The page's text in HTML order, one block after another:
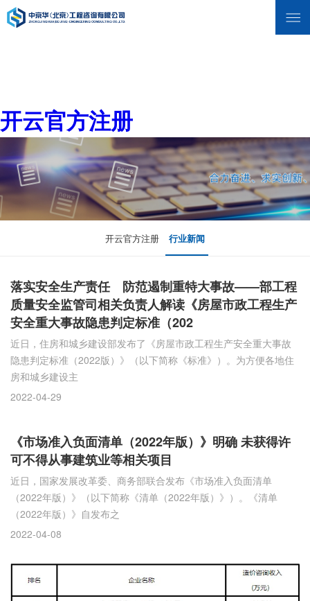
开云官方注册
开云官方注册 行业新闻
落实安全生产责任 防范遏制重特大事故——部工程
质量安全监管司相关负责人解读《房屋市政工程生产
安全重大事故隐患判定标准（202
近日，住房和城乡建设部发布了《房屋市政工程生产安全重大事故
隐患判定标准（2022版）》（以下简称《标准》）。为方便各地住
房和城乡建设主
2022-04-29
《市场准入负面清单（2022年版）》明确 未获得许
可不得从事建筑业等相关项目
近日，国家发展改革委、商务部联合发布《市场准入负面清单
（2022年版）》（以下简称《清单（2022年版）》）。《清单
（2022年版）》自发布之
2022-04-08